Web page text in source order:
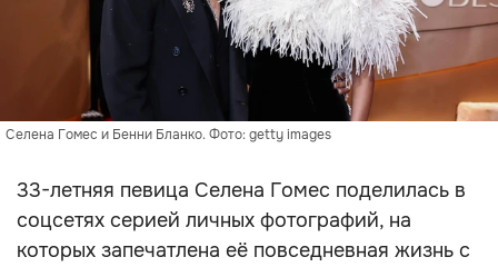
Селена Гомес и Бенни Бланко. Фото: getty images
33-летняя певица Селена Гомес поделилась в
соцсетях серией личных фотографий, на
которых запечатлена её повседневная жизнь с